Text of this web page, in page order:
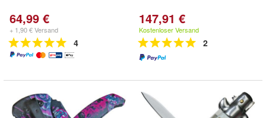
64,99 €
+ 1,90 € Versand
4
147,91 €
Kostenloser Versand
2